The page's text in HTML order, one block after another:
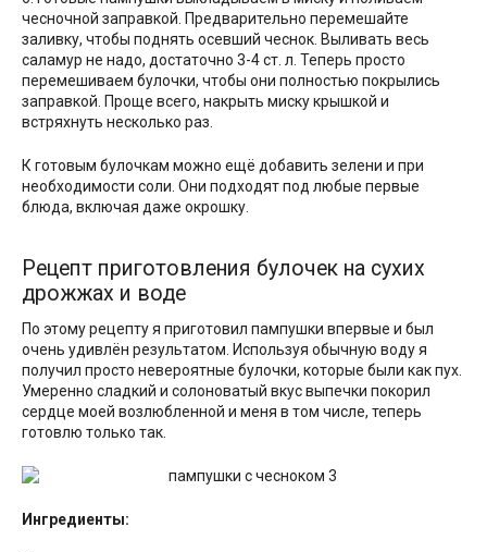
чесночной заправкой. Предварительно перемешайте
заливку, чтобы поднять осевший чеснок. Выливать весь
саламур не надо, достаточно 3-4 ст. л. Теперь просто
перемешиваем булочки, чтобы они полностью покрылись
заправкой. Проще всего, накрыть миску крышкой и
встряхнуть несколько раз.
К готовым булочкам можно ещё добавить зелени и при
необходимости соли. Они подходят под любые первые
блюда, включая даже окрошку.
Рецепт приготовления булочек на сухих
дрожжах и воде
По этому рецепту я приготовил пампушки впервые и был
очень удивлён результатом. Используя обычную воду я
получил просто невероятные булочки, которые были как пух.
Умеренно сладкий и солоноватый вкус выпечки покорил
сердце моей возлюбленной и меня в том числе, теперь
готовлю только так.
Ингредиенты: